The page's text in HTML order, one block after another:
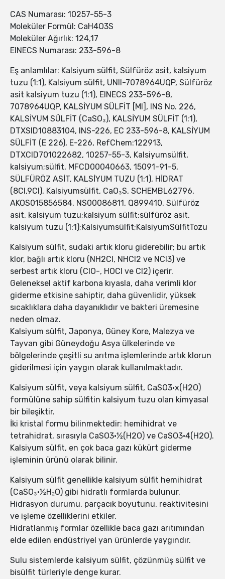
CAS Numarası: 10257-55-3
Moleküler Formül: CaH4O3S
Moleküler Ağırlık: 124,17
EINECS Numarası: 233-596-8
Eş anlamlılar: Kalsiyum sülfit, Sülfüröz asit, kalsiyum
tuzu (1:1), Kalsiyum sülfit, UNII-7078964UQP, Sülfüröz
asit kalsiyum tuzu (1:1), EINECS 233-596-8,
7078964UQP, KALSİYUM SÜLFİT [MI], INS No. 226,
KALSİYUM SÜLFİT (CaSO₃), KALSİYUM SÜLFİT (1:1),
DTXSID10883104, INS-226, EC 233-596-8, KALSİYUM
SÜLFİT (E 226), E-226, RefChem:122913,
DTXCID701022682, 10257-55-3, Kalsiyumsülfit,
kalsiyum;sülfit, MFCD00040663, 15091-91-5,
SÜLFÜRÖZ ASİT, KALSİYUM TUZU (1:1), HİDRAT
(8CI,9CI), Kalsiyumsülfit, CaO₃S, SCHEMBL62796,
AKOS015856584, NS00086811, Q899410, Sülfüröz
asit, kalsiyum tuzu;kalsiyum sülfit;sülfüröz asit,
kalsiyum tuzu (1:1);Kalsiyumsülfit;KalsiyumSülfitTozu
Kalsiyum sülfit, sudaki artık kloru giderebilir; bu artık
klor, bağlı artık kloru (NH2Cl, NHCl2 ve NCl3) ve
serbest artık kloru (ClO-, HOCl ve Cl2) içerir.
Geleneksel aktif karbona kıyasla, daha verimli klor
giderme etkisine sahiptir, daha güvenlidir, yüksek
sıcaklıklara daha dayanıklıdır ve bakteri üremesine
neden olmaz.
Kalsiyum sülfit, Japonya, Güney Kore, Malezya ve
Tayvan gibi Güneydoğu Asya ülkelerinde ve
bölgelerinde çeşitli su arıtma işlemlerinde artık klorun
giderilmesi için yaygın olarak kullanılmaktadır.
Kalsiyum sülfit, veya kalsiyum sülfit, CaSO3·x(H2O)
formülüne sahip sülfitin kalsiyum tuzu olan kimyasal
bir bileşiktir.
İki kristal formu bilinmektedir: hemihidrat ve
tetrahidrat, sırasıyla CaSO3·½(H2O) ve CaSO3·4(H2O).
Kalsiyum sülfit, en çok baca gazı kükürt giderme
işleminin ürünü olarak bilinir.
Kalsiyum sülfit genellikle kalsiyum sülfit hemihidrat
(CaSO₃·½H₂O) gibi hidratlı formlarda bulunur.
Hidrasyon durumu, parçacık boyutunu, reaktivitesini
ve işleme özelliklerini etkiler.
Hidratlanmış formlar özellikle baca gazı arıtımından
elde edilen endüstriyel yan ürünlerde yaygındır.
Sulu sistemlerde kalsiyum sülfit, çözünmüş sülfit ve
bisülfit türleriyle denge kurar.